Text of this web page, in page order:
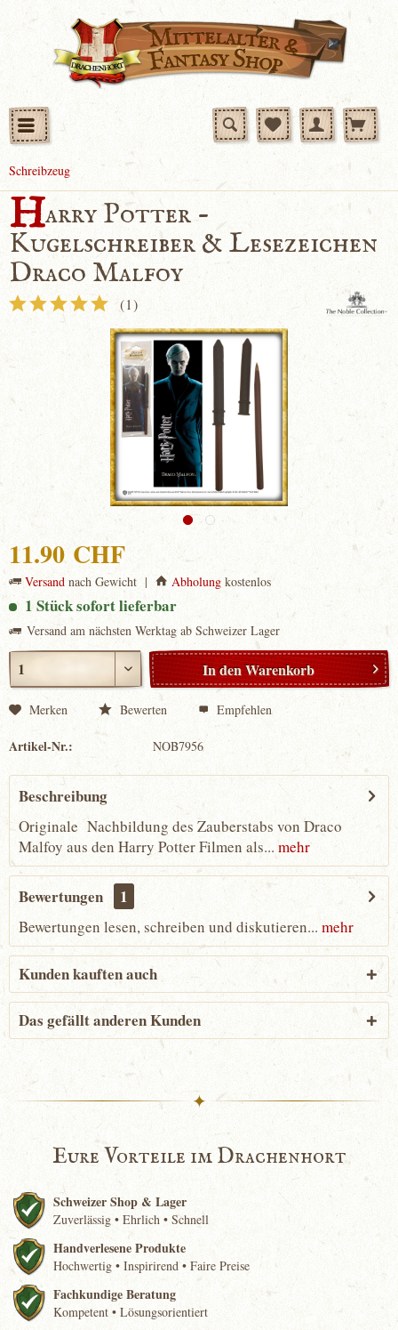
Schreibzeug
Harry Potter -
Kugelschreiber & Lesezeichen
Draco Malfoy
(1)
11.90 CHF
Versand nach Gewicht | Abholung kostenlos
1 Stück sofort lieferbar
Versand am nächsten Werktag ab Schweizer Lager
In denWarenkorb
Merken Bewerten Empfehlen
Artikel-Nr.: NOB7956
Beschreibung
Originale Nachbildung des Zauberstabs von Draco
Malfoy aus den Harry Potter Filmen als...mehr
Bewertungen 1
Bewertungen lesen, schreiben und diskutieren...mehr
Kunden kauften auch
Das gefällt anderen Kunden
✦
Eure Vorteile im Drachenhort
Schweizer Shop & Lager
Zuverlässig • Ehrlich • Schnell
Handverlesene Produkte
Hochwertig • Inspirirend • Faire Preise
Fachkundige Beratung
Kompetent • Lösungsorientiert